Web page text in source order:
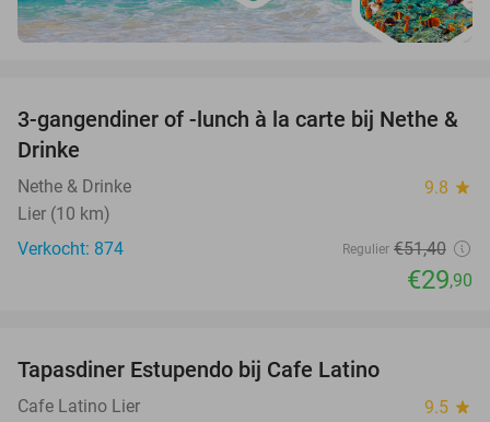
42%
3-gangendiner of -lunch à la carte bij Nethe &
Drinke
Nethe & Drinke 9.8 star
Lier (10 km)
Verkocht: 874
Regulier €51,40
€29,90
Tapasdiner Estupendo bij Cafe Latino
Cafe Latino Lier 9.5 star